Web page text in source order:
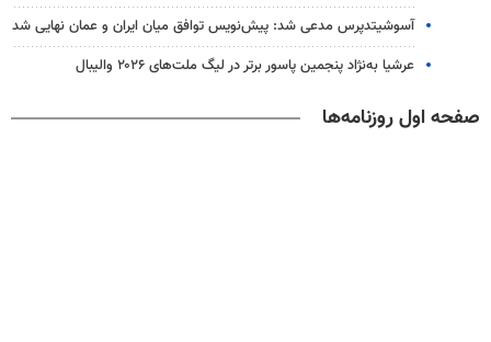
آسوشیتدپرس مدعی شد: پیش‌نویس توافق میان ایران و عمان نهایی شد
عرشیا به‌نژاد پنجمین پاسور برتر در لیگ ملت‌های ۲۰۲۶ والیبال
صفحه اول روزنامه‌ها